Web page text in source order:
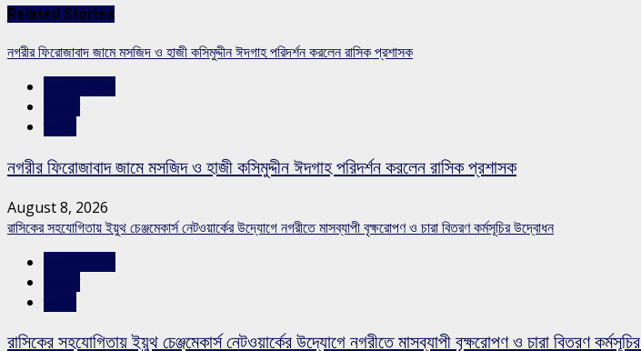
Related Stories
নগরীর ফিরোজাবাদ জামে মসজিদ ও হাজী কসিমুদ্দীন ঈদগাহ পরিদর্শন করলেন রাসিক প্রশাসক
নগরীর ফিরোজাবাদ জামে মসজিদ ও হাজী কসিমুদ্দীন ঈদগাহ পরিদর্শন করলেন রাসিক প্রশাসক
August 8, 2026
রাসিকের সহযোগিতায় ইয়ুথ চেঞ্জমেকার্স নেটওয়ার্কের উদ্যোগে নগরীতে মাসব্যাপী বৃক্ষরোপণ ও চারা বিতরণ কর্মসূচির উদ্বোধন
রাসিকের সহযোগিতায় ইয়ুথ চেঞ্জমেকার্স নেটওয়ার্কের উদ্যোগে নগরীতে মাসব্যাপী বৃক্ষরোপণ ও চারা বিতরণ